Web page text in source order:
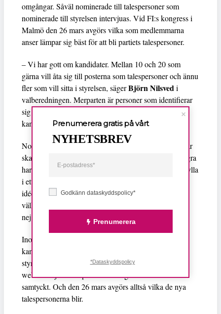
omgångar. Såväl nominerade till talespersoner som
nominerade till styrelsen intervjuas. Vid FI:s kongress i
Malmö den 26 mars avgörs vilka som medlemmarna
anser lämpar sig bäst för att bli partiets talespersoner.
– Vi har gott om kandidater. Mellan 10 och 20 som
gärna vill åta sig till posterna som talespersoner och ännu
fler som vill sitta i styrelsen, sägerBjörn Nilsvedi
valberedningen. Merparten är personer som identifierar
sig som kvinnor, men det finns även ett par manliga
kandidater.
Nomineringsförfarandet har varit att de som kandiderar
ska nominera sig själva – i princip. Det betyder att några
har blivit tipsade om att kandidera och då har de fått fylla
i ett webb-fomulär, om de har varit intresserade. En av
idéerna med detta nomineringssystem är att slippa det
välkända beteendet med hugade kandidater som säger
nej, nej, nej och nej innan de säger JA.
Inom den närmaste tiden kommer namnen på
kandidaterna till talespersoner och kandidater till
styrelsen att presenteras på FI:s medlemsforum på
webben. Självklart presenteras ingen som inte har
samtyckt. Och den 26 mars avgörs alltså vilka de nya
talespersonerna blir.
Godkänn dataskyddspolicy*
Prenumerera
Prenumerera gratis på vårt
NYHETSBREV
*Dataskyddspolicy